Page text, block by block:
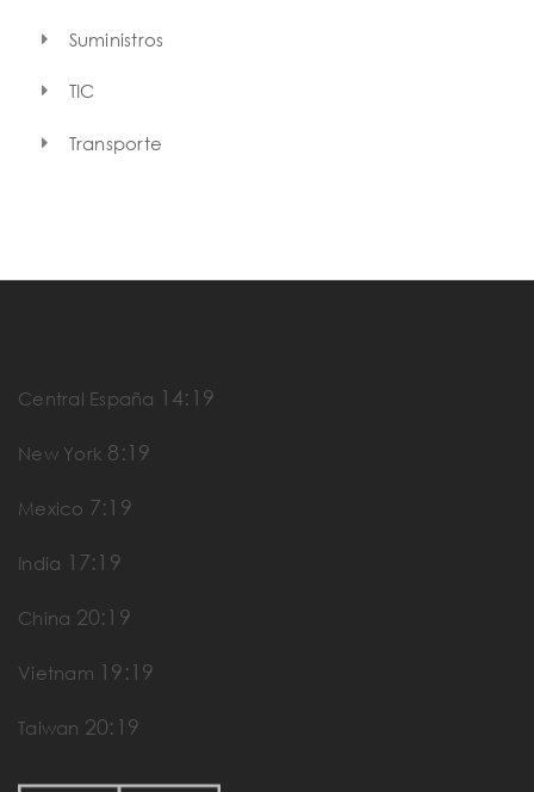
Suministros
TIC
Transporte
Central España 14:19
New York 8:19
Mexico 7:19
India 17:19
China 20:19
Vietnam 19:19
Taiwan 20:19